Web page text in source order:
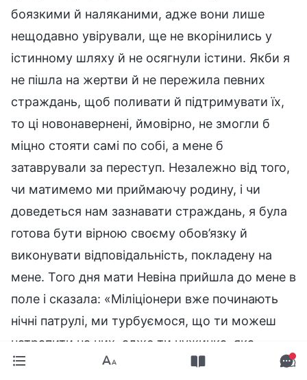
боязкими й наляканими, адже вони лише
нещодавно увірували, ще не вкорінились у
істинному шляху й не осягнули істини. Якби я
не пішла на жертви й не пережила певних
страждань, щоб поливати й підтримувати їх,
то ці новонавернені, ймовірно, не змогли б
міцно стояти самі по собі, а мене б
затаврували за переступ. Незалежно від того,
чи матимемо ми приймаючу родину, і чи
доведеться нам зазнавати страждань, я була
готова бути вірною своєму обов’язку й
виконувати відповідальність, покладену на
мене. Того дня мати Невіна прийшла до мене в
поле і сказала: «Міліціонери вже починають
нічні патрулі, ми турбуємося, що ти можеш
натрапити на них, адже ти чужинка, яка
ходить туди і назад у село». Я побесідувала з